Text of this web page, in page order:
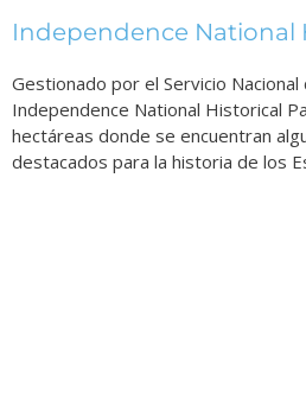
Independence National
Gestionado por el Servicio Nacional
Independence National Historical
hectáreas donde se encuentran
destacados para la historia de los